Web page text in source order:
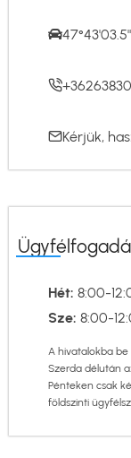
Kérjük,
Hét: 8:00-
Sze: 8:00-
A hivatalokba be
Szerda délután
Pénteken csak
földszinti